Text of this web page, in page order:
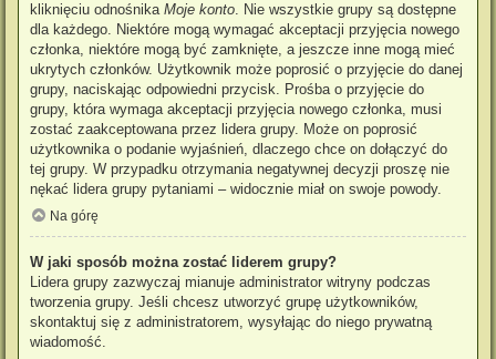
kliknięciu odnośnika Moje konto. Nie wszystkie grupy są dostępne
dla każdego. Niektóre mogą wymagać akceptacji przyjęcia nowego
członka, niektóre mogą być zamknięte, a jeszcze inne mogą mieć
ukrytych członków. Użytkownik może poprosić o przyjęcie do danej
grupy, naciskając odpowiedni przycisk. Prośba o przyjęcie do
grupy, która wymaga akceptacji przyjęcia nowego członka, musi
zostać zaakceptowana przez lidera grupy. Może on poprosić
użytkownika o podanie wyjaśnień, dlaczego chce on dołączyć do
tej grupy. W przypadku otrzymania negatywnej decyzji proszę nie
nękać lidera grupy pytaniami – widocznie miał on swoje powody.
Na górę
W jaki sposób można zostać liderem grupy?
Lidera grupy zazwyczaj mianuje administrator witryny podczas
tworzenia grupy. Jeśli chcesz utworzyć grupę użytkowników,
skontaktuj się z administratorem, wysyłając do niego prywatną
wiadomość.